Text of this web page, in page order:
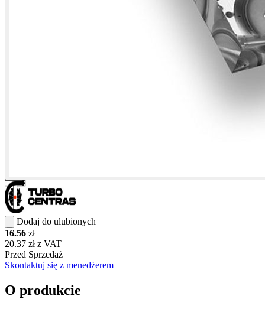
Dodaj do ulubionych
16.56 zł
20.37 zł z VAT
Przed Sprzedaż
Skontaktuj się z menedżerem
O produkcie